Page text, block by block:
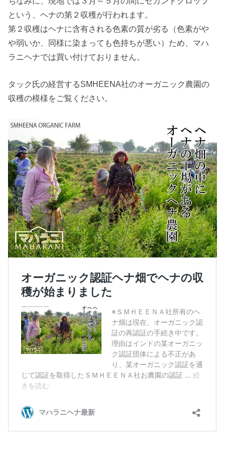
という、ヘナの第２収穫が行われます。
第２収穫はヘナに含有される色素の質が劣る（色素がや
や弱いか、同様に染まっても色持ちが悪い）ため、マハ
ラニヘナでは買い付けておりません。
タック氏の経営するSMHEENA社のオーガニック農園の
収穫の模様をご覧ください。